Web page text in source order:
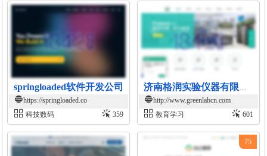
springloaded软件开发公司
https://springloaded.co
科技数码
359
http://www.greenlabcn.com
教育学习
601
75